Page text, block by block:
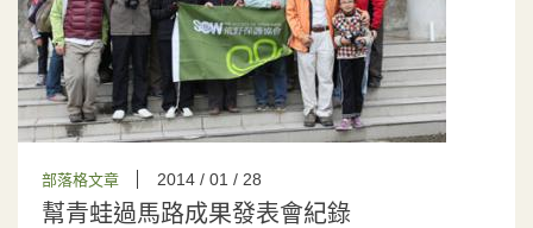
部落格文章 2014 / 01 / 28
幫青蛙過馬路成果發表會紀錄